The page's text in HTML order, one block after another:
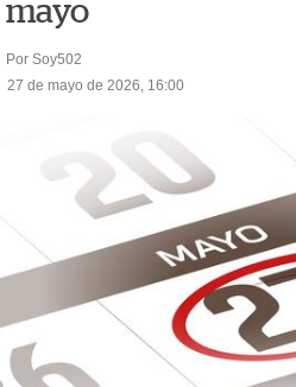
mayo
Por Soy502
27 de mayo de 2026, 16:00